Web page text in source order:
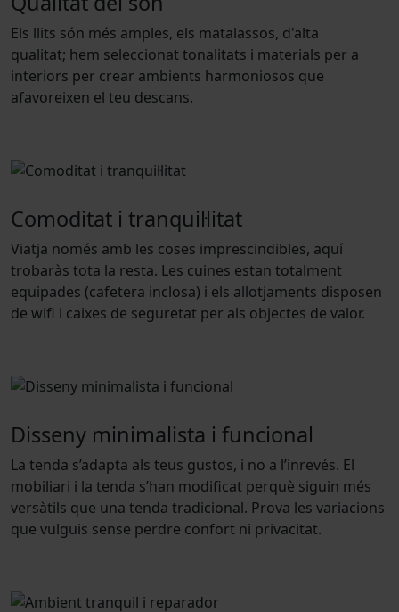
Els llits són més amples, els matalassos, d'alta
qualitat; hem seleccionat tonalitats i materials per a
interiors per crear ambients harmoniosos que
afavoreixen el teu descans.
Comoditat i tranquil·litat
Viatja només amb les coses imprescindibles, aquí
trobaràs tota la resta. Les cuines estan totalment
equipades (cafetera inclosa) i els allotjaments disposen
de wifi i caixes de seguretat per als objectes de valor.
Disseny minimalista i funcional
La tenda s’adapta als teus gustos, i no a l’inrevés. El
mobiliari i la tenda s’han modificat perquè siguin més
versàtils que una tenda tradicional. Prova les variacions
que vulguis sense perdre confort ni privacitat.